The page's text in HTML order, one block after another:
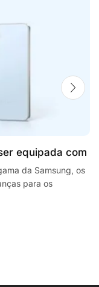
equipada com
Ninebot E2,
da Samsung, os
para os